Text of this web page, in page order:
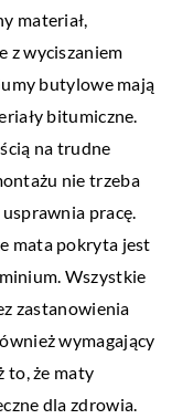
materiał,
z wyciszaniem
butylowe mają
bitumiczne.
na trudne
nie trzeba
pracę.
mata pokryta jest
Wszystkie
zastanowienia
wymagający
to, że maty
dla zdrowia.